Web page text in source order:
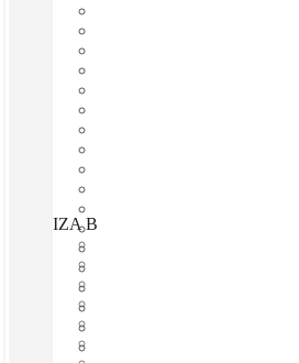
IZA BC Equus 335, San Pedro